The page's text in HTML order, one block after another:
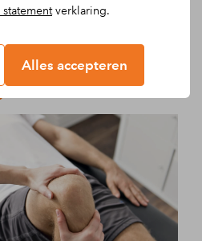
verklaring.
Alles accepteren
je graag van je